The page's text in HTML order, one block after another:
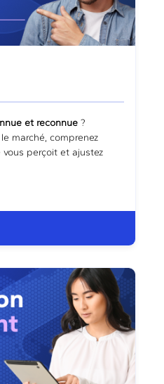
et reconnue ?
marché, comprenez
perçoit et ajustez